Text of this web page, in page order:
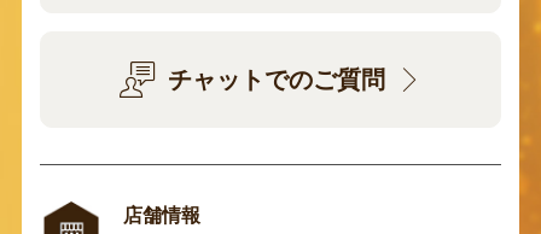
チャットでのご質問
店舗情報